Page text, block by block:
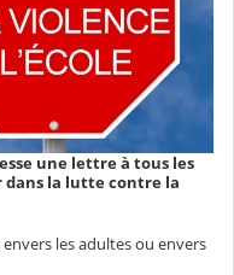
une lettre à tous les
dans la lutte contre la
les adultes ou envers